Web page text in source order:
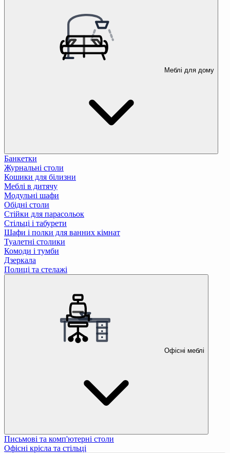
Меблі для дому
Банкетки
Журнальні столи
Кошики для білизни
Меблі в дитячу
Модульні шафи
Обідні столи
Стійки для парасольок
Стільці і табурети
Шафи і полки для ванних кімнат
Туалетні столики
Комоди і тумби
Дзеркала
Полиці та стелажі
Офісні меблі
Письмові та комп'ютерні столи
Офісні крісла та стільці